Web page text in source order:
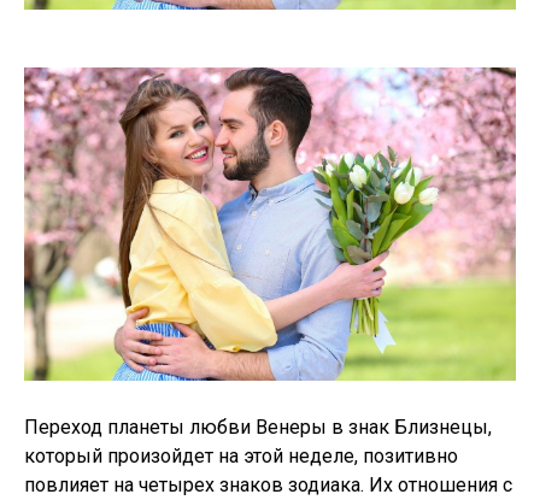
Переход планеты любви Венеры в знак Близнецы,
который произойдет на этой неделе, позитивно
повлияет на четырех знаков зодиака. Их отношения с